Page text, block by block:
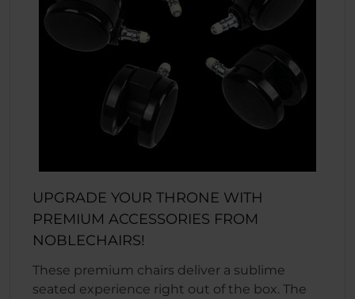
UPGRADE YOUR THRONE WITH
PREMIUM ACCESSORIES FROM
NOBLECHAIRS!
These premium chairs deliver a sublime
seated experience right out of the box. The